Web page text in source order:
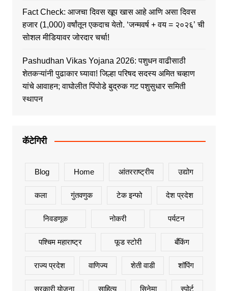
Fact Check: आजचा दिवस खूप खास आहे आणि असा दिवस
हजार (1,000) वर्षांतून एकदाच येतो. ‘जन्मवर्ष + वय = २०२६’ ची
सोशल मीडियावर जोरदार चर्चा!
Pashudhan Vikas Yojana 2026: पशुधन वाढीसाठी
शेतकऱ्यांनी पुढाकार घ्यावा! जिल्हा परिषद सदस्य अमित चव्हाण
यांचे आवाहन; वाघोलीत पिंपोडे बुद्रुक गट पशुसुधार समिती
स्थापन
कॅटेगिरी
Blog Home आंतरराष्ट्रीय उद्योग
कला गुंतवणुक टेक इन्फो देश प्रदेश
निवडणूक नोकरी पर्यटन
पश्चिम महाराष्ट्र फूड स्टोरी बँकिंग
राज्य प्रदेश वाणिज्य शेती वाडी शॉपिंग
सरकारी योजना साहित्य सिनेमा स्पोर्ट